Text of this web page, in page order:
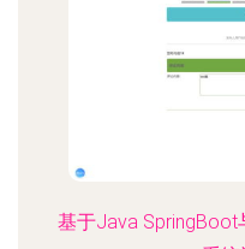
基于Java SpringBoot